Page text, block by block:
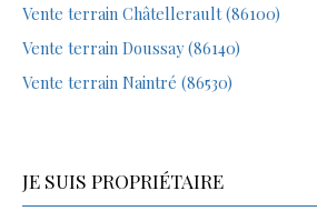
Vente terrain Châtellerault (86100)
Vente terrain Doussay (86140)
Vente terrain Naintré (86530)
JE SUIS PROPRIÉTAIRE